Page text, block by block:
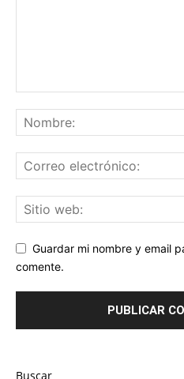
Guardar mi nombre y email
comente.
Buscar